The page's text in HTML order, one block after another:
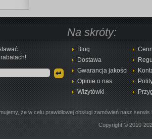
Na skróty:
Blog
Dostawa
Gwarancja jakości
Opinie o nas
Wizytówki
że w celu prawidłowej obsługi zamówień nasz
Copyright © 2010-